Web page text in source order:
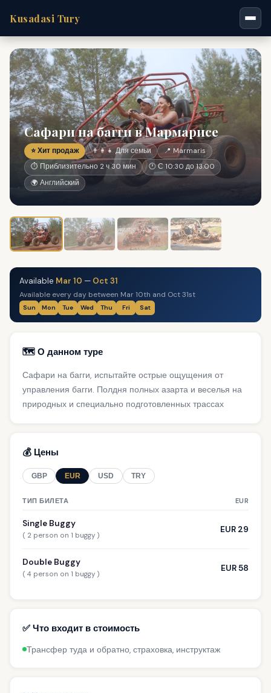
Kusadasi Tury
Сафари на багги в Мармарисе
⭐ Хит продаж 👨‍👩‍👧 Для семьи
📍 Marmaris
⏱ Приблизительно 2 ч 30 мин
🕐 С 10:30 до 13:00
🌍 Английский
Available Mar 10 — Oct 31
Available every day between Mar 10th and Oct 31st
Sun Mon Tue Wed Thu Fri Sat
🗺️ О данном туре
Сафари на багги, испытайте острые ощущения от
управления багги. Полдня полных азарта и веселья на
природных и специально подготовленных трассах
💰 Цены
GBP EUR USD TRY
ТИП БИЛЕТА EUR
Single Buggy
( 2 person on 1 buggy )
EUR 29
Double Buggy
( 4 person on 1 buggy )
EUR 58
✅ Что входит в стоимость
Трансфер туда и обратно, страховка, инструктаж